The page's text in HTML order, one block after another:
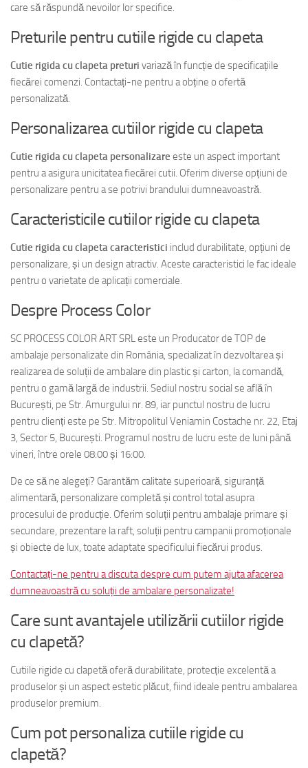
care să răspundă nevoilor lor specifice.
Preturile pentru cutiile rigide cu clapeta
Cutie rigida cu clapeta preturi variază în funcție de specificațiile
fiecărei comenzi. Contactați-ne pentru a obține o ofertă
personalizată.
Personalizarea cutiilor rigide cu clapeta
Cutie rigida cu clapeta personalizare este un aspect important
pentru a asigura unicitatea fiecărei cutii. Oferim diverse opțiuni de
personalizare pentru a se potrivi brandului dumneavoastră.
Caracteristicile cutiilor rigide cu clapeta
Cutie rigida cu clapeta caracteristici includ durabilitate, opțiuni de
personalizare, și un design atractiv. Aceste caracteristici le fac ideale
pentru o varietate de aplicații comerciale.
Despre Process Color
SC PROCESS COLOR ART SRL este un Producator de TOP de
ambalaje personalizate din România, specializat în dezvoltarea și
realizarea de soluții de ambalare din plastic și carton, la comandă,
pentru o gamă largă de industrii. Sediul nostru social se află în
București, pe Str. Amurgului nr. 89, iar punctul nostru de lucru
pentru clienți este pe Str. Mitropolitul Veniamin Costache nr. 22, Etaj
3, Sector 5, București. Programul nostru de lucru este de luni până
vineri, între orele 08:00 și 16:00.
De ce să ne alegeți? Garantăm calitate superioară, siguranță
alimentară, personalizare completă și control total asupra
procesului de producție. Oferim soluții pentru ambalaje primare și
secundare, prezentare la raft, soluții pentru campanii promoționale
și obiecte de lux, toate adaptate specificului fiecărui produs.
Contactați-ne pentru a discuta despre cum putem ajuta afacerea
dumneavoastră cu soluții de ambalare personalizate!
Care sunt avantajele utilizării cutiilor rigide
cu clapetă?
Cutiile rigide cu clapetă oferă durabilitate, protecție excelentă a
produselor și un aspect estetic plăcut, fiind ideale pentru ambalarea
produselor premium.
Cum pot personaliza cutiile rigide cu
clapetă?